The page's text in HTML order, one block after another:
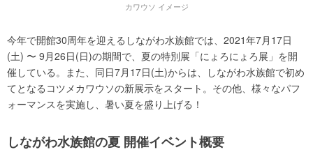
カワウソ イメージ
今年で開館30周年を迎えるしながわ水族館では、2021年7月17日
(土) 〜 9月26日(日)の期間で、夏の特別展「にょろにょろ展」を開
催している。また、同日7月17日(土)からは、しながわ水族館で初め
てとなるコツメカワウソの新展示をスタート。その他、様々なパフ
ォーマンスを実施し、暑い夏を盛り上げる！
しながわ水族館の夏 開催イベント概要